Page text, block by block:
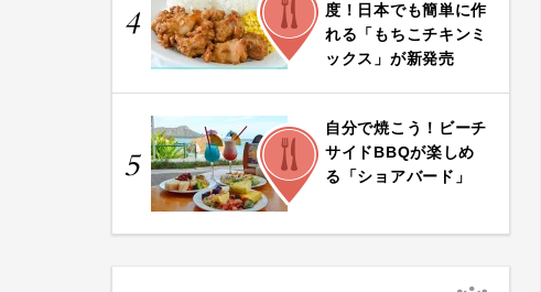
4
度！日本でも簡単に作
れる「もちこチキンミ
ックス」が新発売
5
FOOD
自分で焼こう！ビーチ
サイドBBQが楽しめ
る「ショアバード」